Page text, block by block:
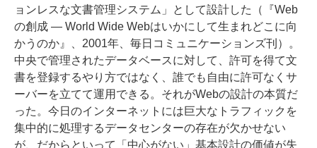
ョンレスな文書管理システム」として設計した（『Web
の創成 ― World Wide Webはいかにして生まれどこに向
かうのか』、2001年、毎日コミュニケーションズ刊）。
中央で管理されたデータベースに対して、許可を得て文
書を登録するやり方ではなく、誰でも自由に許可なくサ
ーバーを立てて運用できる。それがWebの設計の本質だ
った。今日のインターネットには巨大なトラフィックを
集中的に処理するデータセンターの存在が欠かせない
が、だからといって「中心がない」基本設計の価値が失